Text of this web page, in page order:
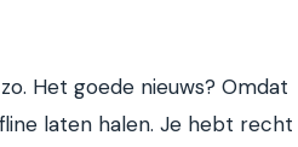
Het goede nieuws? Omdat
laten halen. Je hebt recht